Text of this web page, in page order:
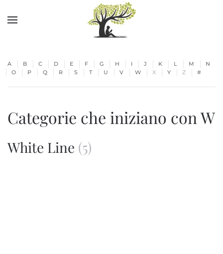
Skip to main content
A B C D E F G H I J K L M
N
O
P Q R S T U V W X Y Z #
Categorie che iniziano con W
White Line (5)